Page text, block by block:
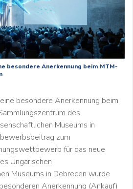
besondere Anerkennung beim MTM-
besondere Anerkennung beim
des
Museums in
zum
für das neue
Ungarischen
Museums in Debrecen wurde
Anerkennung (Ankauf)